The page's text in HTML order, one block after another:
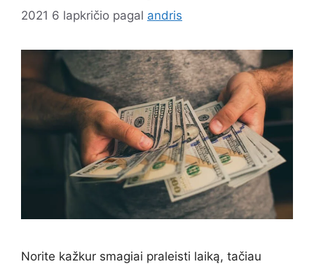
2021 6 lapkričio pagal andris
Norite kažkur smagiai praleisti laiką, tačiau